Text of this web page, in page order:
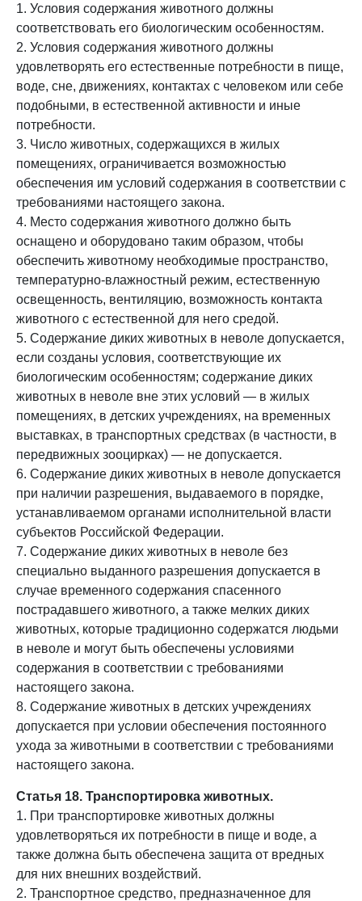
1. Условия содержания животного должны
соответствовать его биологическим особенностям.
2. Условия содержания животного должны
удовлетворять его естественные потребности в пище,
воде, сне, движениях, контактах с человеком или себе
подобными, в естественной активности и иные
потребности.
3. Число животных, содержащихся в жилых
помещениях, ограничивается возможностью
обеспечения им условий содержания в соответствии с
требованиями настоящего закона.
4. Место содержания животного должно быть
оснащено и оборудовано таким образом, чтобы
обеспечить животному необходимые пространство,
температурно-влажностный режим, естественную
освещенность, вентиляцию, возможность контакта
животного с естественной для него средой.
5. Содержание диких животных в неволе допускается,
если созданы условия, соответствующие их
биологическим особенностям; содержание диких
животных в неволе вне этих условий — в жилых
помещениях, в детских учреждениях, на временных
выставках, в транспортных средствах (в частности, в
передвижных зооцирках) — не допускается.
6. Содержание диких животных в неволе допускается
при наличии разрешения, выдаваемого в порядке,
устанавливаемом органами исполнительной власти
субъектов Российской Федерации.
7. Содержание диких животных в неволе без
специально выданного разрешения допускается в
случае временного содержания спасенного
пострадавшего животного, а также мелких диких
животных, которые традиционно содержатся людьми
в неволе и могут быть обеспечены условиями
содержания в соответствии с требованиями
настоящего закона.
8. Содержание животных в детских учреждениях
допускается при условии обеспечения постоянного
ухода за животными в соответствии с требованиями
настоящего закона.
Статья 18. Транспортировка животных.
1. При транспортировке животных должны
удовлетворяться их потребности в пище и воде, а
также должна быть обеспечена защита от вредных
для них внешних воздействий.
2. Транспортное средство, предназначенное для